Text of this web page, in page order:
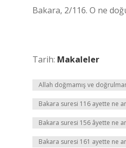
Bakara, 2/116. O ne
Tarih: Makaleler
Allah doğmamış ve
Bakara suresi 116 ayette ne
Bakara suresi 156 âyette ne
Bakara suresi 161 ayette ne